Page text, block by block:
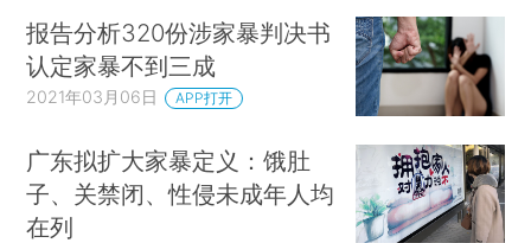
报告分析320份涉家暴判决书
认定家暴不到三成
2021年03月06日 APP打开
广东拟扩大家暴定义：饿肚
子、关禁闭、性侵未成年人均
在列